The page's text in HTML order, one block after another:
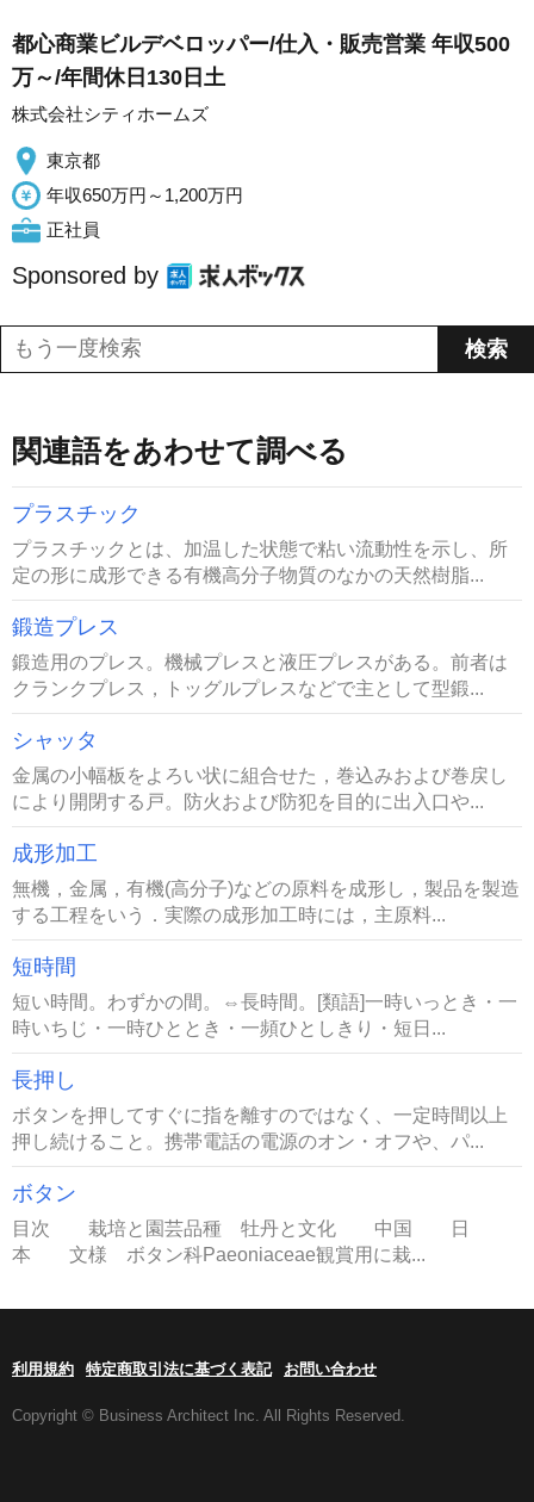
都心商業ビルデベロッパー/仕入・販売営業 年収500
万～/年間休日130日土
株式会社シティホームズ
東京都
年収650万円～1,200万円
正社員
Sponsored by
関連語をあわせて調べる
プラスチック
プラスチックとは、加温した状態で粘い流動性を示し、所
定の形に成形できる有機高分子物質のなかの天然樹脂...
鍛造プレス
鍛造用のプレス。機械プレスと液圧プレスがある。前者は
クランクプレス，トッグルプレスなどで主として型鍛...
シャッタ
金属の小幅板をよろい状に組合せた，巻込みおよび巻戻し
により開閉する戸。防火および防犯を目的に出入口や...
成形加工
無機，金属，有機(高分子)などの原料を成形し，製品を製造
する工程をいう．実際の成形加工時には，主原料...
短時間
短い時間。わずかの間。⇔長時間。[類語]一時いっとき・一
時いちじ・一時ひととき・一頻ひとしきり・短日...
長押し
ボタンを押してすぐに指を離すのではなく、一定時間以上
押し続けること。携帯電話の電源のオン・オフや、パ...
ボタン
目次 栽培と園芸品種 牡丹と文化 中国 日
本 文様 ボタン科Paeoniaceae観賞用に栽...
利用規約 特定商取引法に基づく表記 お問い合わせ
Copyright © Business Architect Inc. All Rights Reserved.